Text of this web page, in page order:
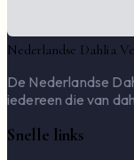
Nederlandse Dahlia
De Nederlandse
iedereen die van
Snelle links